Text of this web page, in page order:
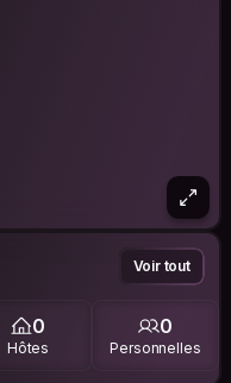
Voir tout
0
Hôtes
0
Personnelles